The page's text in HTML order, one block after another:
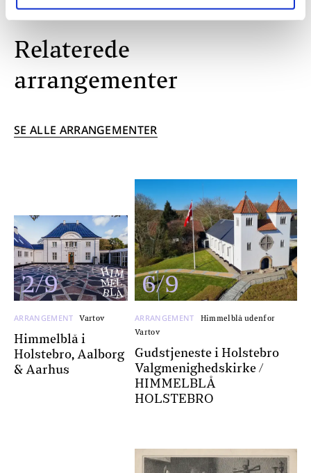
Relaterede
arrangementer
SE ALLE ARRANGEMENTER
2/9
ARRANGEMENT Vartov
Himmelblå i
Holstebro, Aalborg
& Aarhus
6/9
ARRANGEMENT
Himmelblå udenfor
Vartov
Gudstjeneste i Holstebro
Valgmenighedskirke /
HIMMELBLÅ
HOLSTEBRO